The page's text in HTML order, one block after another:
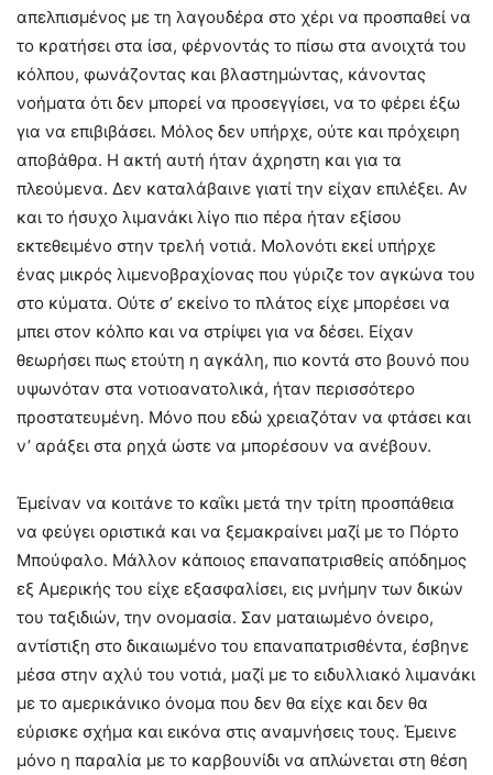
απελπισμένος με τη λαγουδέρα στο χέρι να προσπαθεί να
το κρατήσει στα ίσα, φέρνοντάς το πίσω στα ανοιχτά του
κόλπου, φωνάζοντας και βλαστημώντας, κάνοντας
νοήματα ότι δεν μπορεί να προσεγγίσει, να το φέρει έξω
για να επιβιβάσει. Μόλος δεν υπήρχε, ούτε και πρόχειρη
αποβάθρα. Η ακτή αυτή ήταν άχρηστη και για τα
πλεούμενα. Δεν καταλάβαινε γιατί την είχαν επιλέξει. Αν
και το ήσυχο λιμανάκι λίγο πιο πέρα ήταν εξίσου
εκτεθειμένο στην τρελή νοτιά. Μολονότι εκεί υπήρχε
ένας μικρός λιμενοβραχίονας που γύριζε τον αγκώνα του
στο κύματα. Ούτε σ’ εκείνο το πλάτος είχε μπορέσει να
μπει στον κόλπο και να στρίψει για να δέσει. Είχαν
θεωρήσει πως ετούτη η αγκάλη, πιο κοντά στο βουνό που
υψωνόταν στα νοτιοανατολικά, ήταν περισσότερο
προστατευμένη. Μόνο που εδώ χρειαζόταν να φτάσει και
ν’ αράξει στα ρηχά ώστε να μπορέσουν να ανέβουν.
Έμείναν να κοιτάνε το καΐκι μετά την τρίτη προσπάθεια
να φεύγει οριστικά και να ξεμακραίνει μαζί με το Πόρτο
Μπούφαλο. Μάλλον κάποιος επαναπατρισθείς απόδημος
εξ Αμερικής του είχε εξασφαλίσει, εις μνήμην των δικών
του ταξιδιών, την ονομασία. Σαν ματαιωμένο όνειρο,
αντίστιξη στο δικαιωμένο του επαναπατρισθέντα, έσβηνε
μέσα στην αχλύ του νοτιά, μαζί με το ειδυλλιακό λιμανάκι
με το αμερικάνικο όνομα που δεν θα είχε και δεν θα
εύρισκε σχήμα και εικόνα στις αναμνήσεις τους. Έμεινε
μόνο η παραλία με το καρβουνίδι να απλώνεται στη θέση